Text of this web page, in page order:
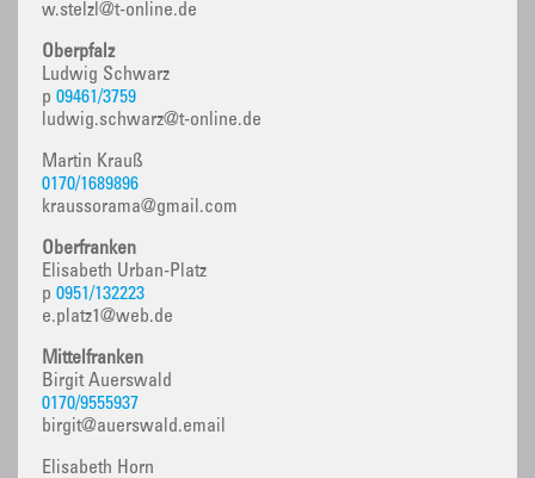
w.stelzl@t-online.de
Oberpfalz
Ludwig Schwarz
p 09461/3759
ludwig.schwarz@t-online.de
Martin Krauß
0170/1689896
kraussorama@gmail.com
Oberfranken
Elisabeth Urban-Platz
p 0951/132223
e.platz1@web.de
Mittelfranken
Birgit Auerswald
0170/9555937
birgit@auerswald.email
Elisabeth Horn